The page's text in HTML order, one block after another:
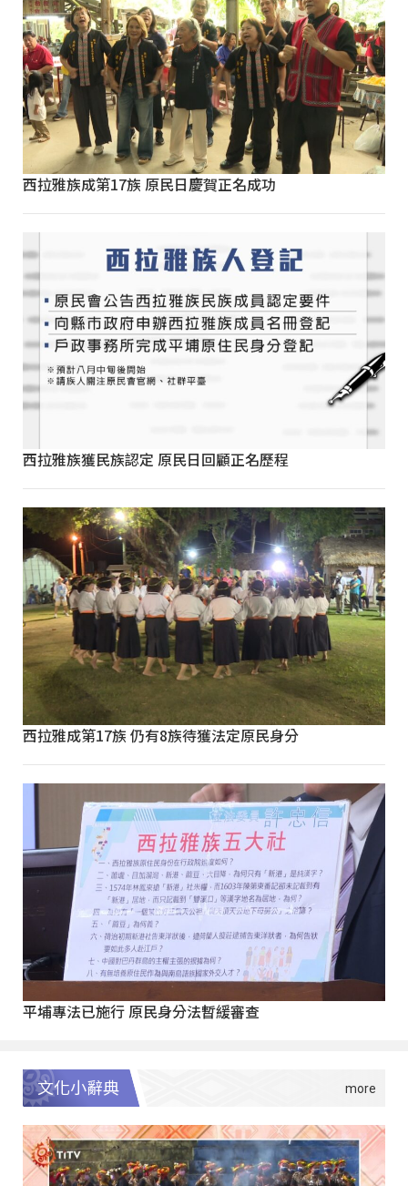
西拉雅族成第17族 原民日慶賀正名成功
西拉雅族獲民族認定 原民日回顧正名歷程
西拉雅成第17族 仍有8族待獲法定原民身分
平埔專法已施行 原民身分法暫緩審查
文化小辭典